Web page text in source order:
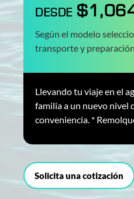
DESDE
Según el modelo
transporte y
Llevando tu viaje en el
familia a un nuevo nivel
conveniencia. *
Solicita una cotización